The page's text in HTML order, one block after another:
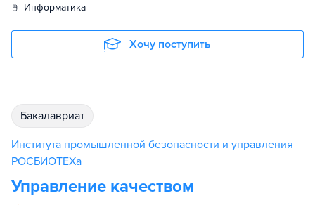
информатика
Хочу поступить
бакалавриат
Института промышленной безопасности и управления
РОСБИОТЕХа
Управление качеством